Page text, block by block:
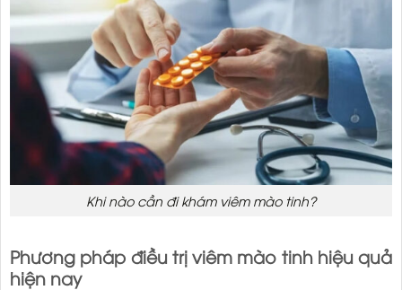
Khi nào cần đi khám viêm mào tinh?
Phương pháp điều trị viêm mào tinh hiệu quả
hiện nay